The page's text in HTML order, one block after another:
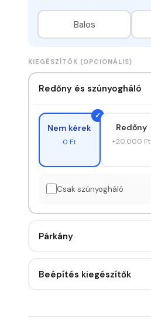
Balos
KIEGÉSZÍTŐK (OPCIONÁLIS)
Redőny és szúnyogháló
Nem kérek
0 Ft
Redőny
+20.000 Ft
Csak szúnyogháló
Párkány
Beépítés kiegészítők